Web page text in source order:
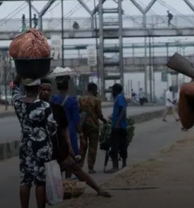
زلزال بقوة 5.1 درجات يضرب محافظة كوماموتو
دون تسجيل خسائر
مصرع 14 شخصًا جراء صواعق في جاركاند..
والأمطار الموسمية تواصل حصد الأرواح في
ولايات أخرى
زلزال بقوة 4.8 درجات يضرب قبالة السواحل
الروسية دون تسجيل تسونامي
الولايات المتحدة وباكستان تتفقان على تعزيز
التعاون في مكافحة الإرهاب